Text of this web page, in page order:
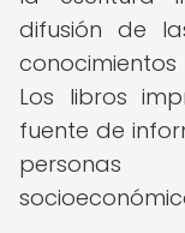
difusión de
Los libros
fuente de
personas